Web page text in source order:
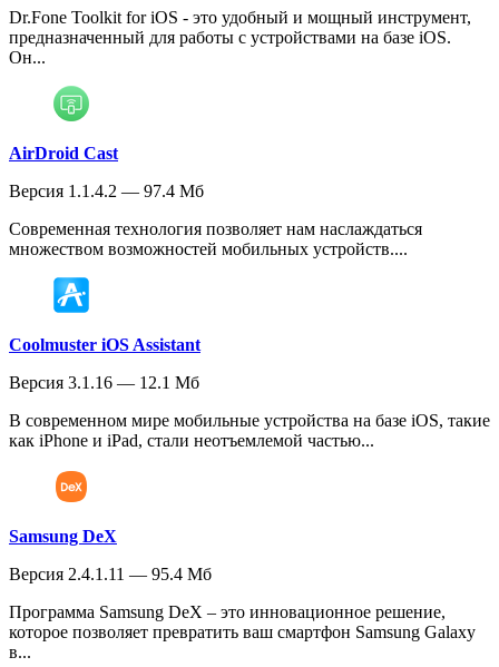
Dr.Fone Toolkit for iOS - это удобный и мощный инструмент,
предназначенный для работы с устройствами на базе iOS.
Он...
AirDroid Cast
Версия 1.1.4.2 — 97.4 Мб
Современная технология позволяет нам наслаждаться
множеством возможностей мобильных устройств....
Coolmuster iOS Assistant
Версия 3.1.16 — 12.1 Мб
В современном мире мобильные устройства на базе iOS, такие
как iPhone и iPad, стали неотъемлемой частью...
Samsung DeX
Версия 2.4.1.11 — 95.4 Мб
Программа Samsung DeX – это инновационное решение,
которое позволяет превратить ваш смартфон Samsung Galaxy
в...